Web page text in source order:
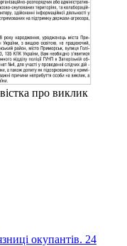
про виклик
окупантів. 24